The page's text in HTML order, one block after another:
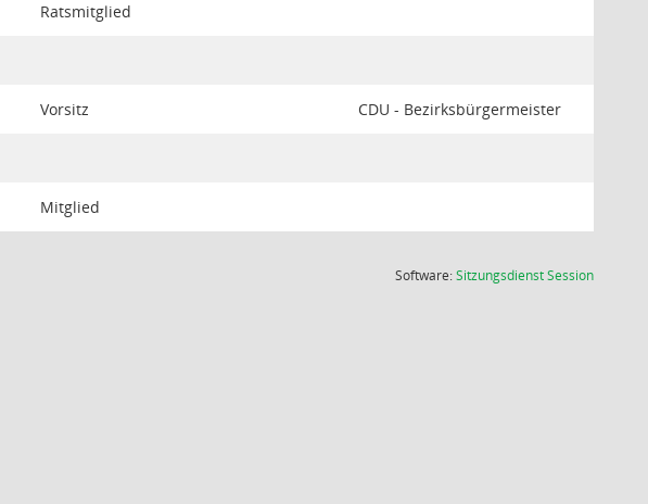
Ratsmitglied
Vorsitz CDU - Bezirksbürgermeister
Mitglied
Software:SitzungsdienstSession(Wird in